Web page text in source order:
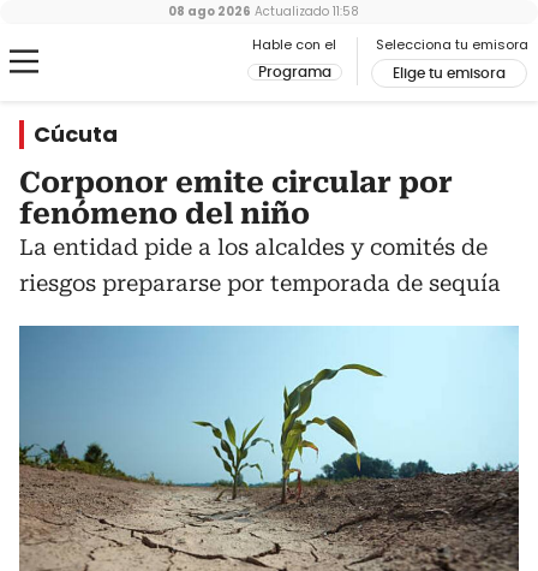
Hable con el
Programa
Selecciona tu emisora
Elige tu emisora
08 ago 2026 Actualizado 11:58
Cúcuta
Corponor emite circular por
fenómeno del niño
La entidad pide a los alcaldes y comités de
riesgos prepararse por temporada de sequía